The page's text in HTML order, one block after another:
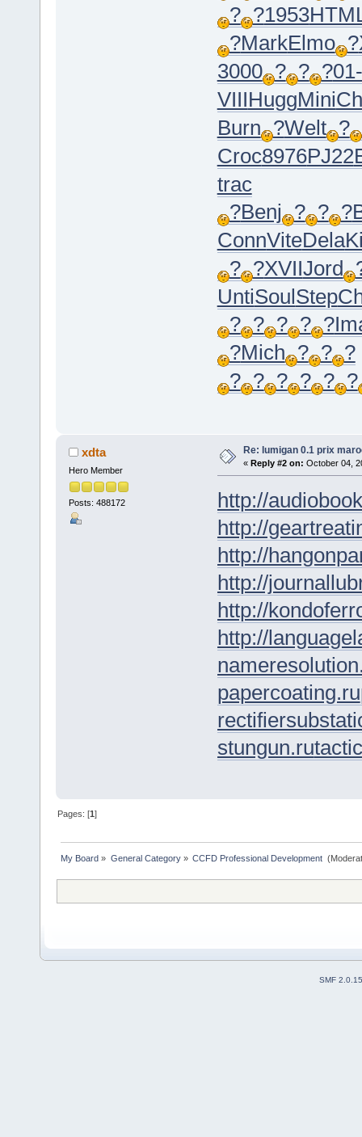
? ?1953
?MarkElmo ?
3000 ? ? ?
VIIIHuggMini
Burn ?Welt ?
Croc8976PJ22
trac
?Benj ? ? ?
ConnViteDela
? ?XVIIJord
UntiSoulStep
? ? ? ? ?
?Mich ? ? ?
? ? ? ? ? ?
xdta
Hero Member
Posts: 488172
Re: lumigan 0.1 prix
« Reply #2 on: October 04,
http://
http://
http://
http://
http://
http://
papercoating.ru
stungun.ru
Pages: [1]
My Board » General Category» CCFD Professional Development
SMF 2.0.15